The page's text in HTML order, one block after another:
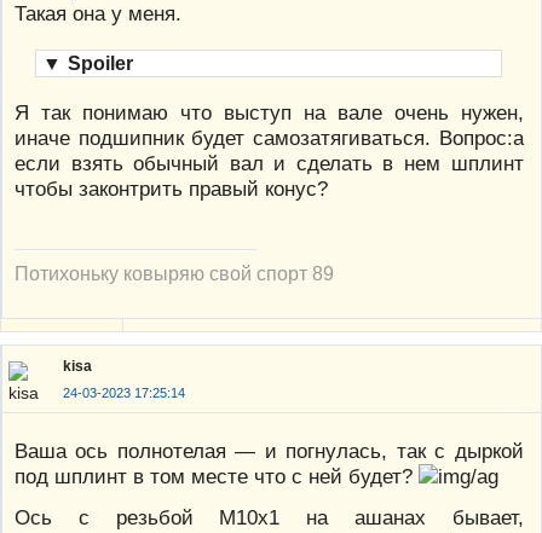
Такая она у меня.
▼ Spoiler
Я так понимаю что выступ на вале очень нужен,
иначе подшипник будет самозатягиваться. Вопрос:а
если взять обычный вал и сделать в нем шплинт
чтобы законтрить правый конус?
Потихоньку ковыряю свой спорт 89
kisa
24-03-2023 17:25:14
Ваша ось полнотелая — и погнулась, так с дыркой
под шплинт в том месте что с ней будет?
Ось с резьбой М10х1 на ашанах бывает,